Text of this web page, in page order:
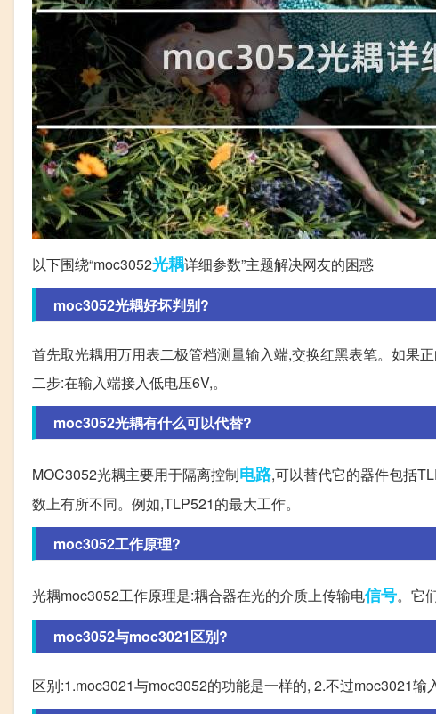
以下围绕“moc3052光耦详细参数”主题解决网友的困惑
moc3052光耦好坏判别?
首先取光耦用万用表二极管档测量输入端,交换红黑表笔。如果
二步:在输入端接入低电压6V,。
moc3052光耦有什么可以代替?
MOC3052光耦主要用于隔离控制电路,可以替代它的器件包括
数上有所不同。例如,TLP521的最大工作。
moc3052工作原理?
光耦moc3052工作原理是:耦合器在光的介质上传输电信号。它
moc3052与moc3021区别?
区别:1.moc3021与moc3052的功能是一样的, 2.不过moc3021